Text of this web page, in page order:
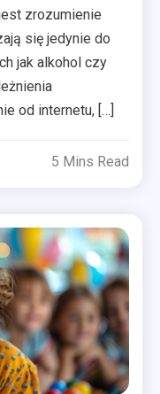
zrozumienie
się jedynie do
jak alkohol czy
od internetu, […]
5 Mins Read